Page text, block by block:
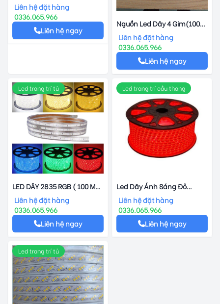
2835 (CUỘN 100 MÉT ĐỦ )
Liên hệ đặt hàng
0336.065.966
Liên hệ ngay
Nguồn Led Dây 4 Gim(100
Mét)
Liên hệ đặt hàng
0336.065.966
Liên hệ ngay
Led trang trí tủ
LED DÂY 2835 RGB ( 100 MÉT
)Liên hệ đặt hàng
0336.065.966
Liên hệ ngay
Led trang trí cầu thang
Led Dây Ánh Sáng Đỏ
Duhal 6w
Liên hệ đặt hàng
0336.065.966
Liên hệ ngay
Led trang trí tủ